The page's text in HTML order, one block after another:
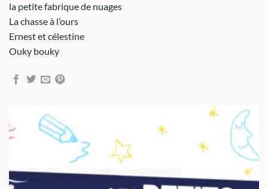
la petite fabrique de nuages
La chasse à l’ours
Ernest et célestine
Ouky bouky